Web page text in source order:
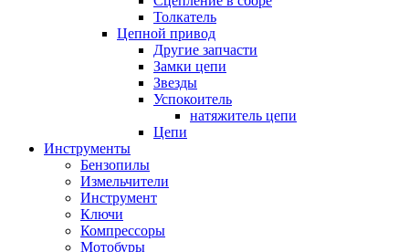
Толкатель
Цепной привод
Другие запчасти
Замки цепи
Звезды
Успокоитель
натяжитель цепи
Цепи
Инструменты
Бензопилы
Измельчители
Инструмент
Ключи
Компрессоры
Мотобуры